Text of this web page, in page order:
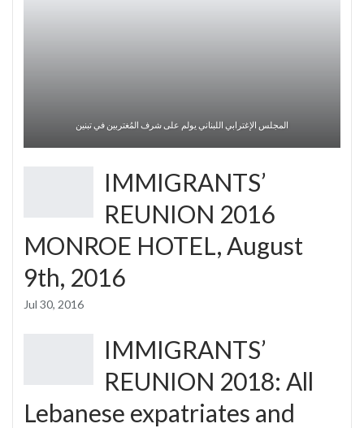
المجلس الإغترابي اللبناني يولم على شرف المُغتربين في تبنين
IMMIGRANTS’
REUNION 2016
MONROE HOTEL, August
9th, 2016
Jul 30, 2016
IMMIGRANTS’
REUNION 2018: All
Lebanese expatriates and